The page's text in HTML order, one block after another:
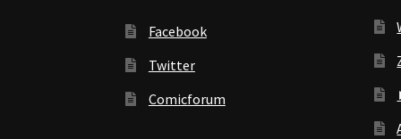
Facebook
Twitter
Comicforum